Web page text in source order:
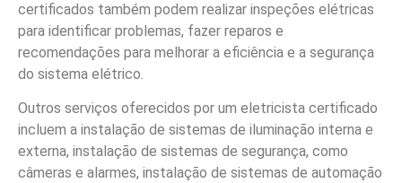
certificados também podem realizar inspeções elétricas
para identificar problemas, fazer reparos e
recomendações para melhorar a eficiência e a segurança
do sistema elétrico.
Outros serviços oferecidos por um eletricista certificado
incluem a instalação de sistemas de iluminação interna e
externa, instalação de sistemas de segurança, como
câmeras e alarmes, instalação de sistemas de automação